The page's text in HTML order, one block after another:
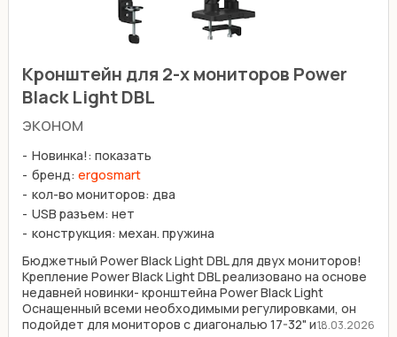
Кронштейн для 2-х мониторов Power
Black Light DBL
эконом
Новинка!: показать
бренд: ergosmart
кол-во мониторов: два
USB разъем: нет
конструкция: механ. пружина
Бюджетный Power Black Light DBL для двух мониторов!
Крепление Power Black Light DBL реализовано на основе
недавней новинки- кронштейна Power Black Light
Оснащенный всеми необходимыми регулировками, он
подойдет для мониторов с диагональю 17-32" и ...18.03.2026